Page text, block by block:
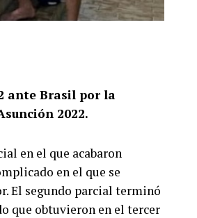
ante Brasil por la
2022.
en el que acabaron
en el que se
El segundo parcial terminó
que obtuvieron en el tercer